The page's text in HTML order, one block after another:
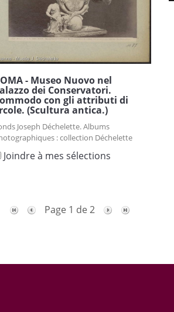
- Museo Nuovo nel
dei Conservatori.
con gli attributi di
(Scultura antica.)
Joseph Déchelette. Albums
: collection Déchelette
Joindre à mes sélections
Page 1 de 2